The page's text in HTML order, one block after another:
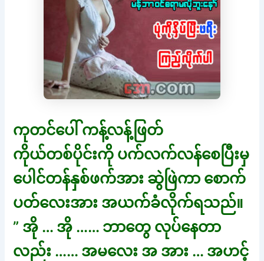
ကုတင်ပေါ် ကန့်လန့်ဖြတ်
ကိုယ်တစ်ပိုင်းကို ပက်လက်လန်စေပြီးမှ
ပေါင်တန်နှစ်ဖက်အား ဆွဲဖြဲကာ စောက်
ပတ်လေးအား အယက်ခံလိုက်ရသည်။
” အို … အို …… ဘာတွေ လုပ်နေတာ
လည်း …… အမလေး အ အား … အဟင့်